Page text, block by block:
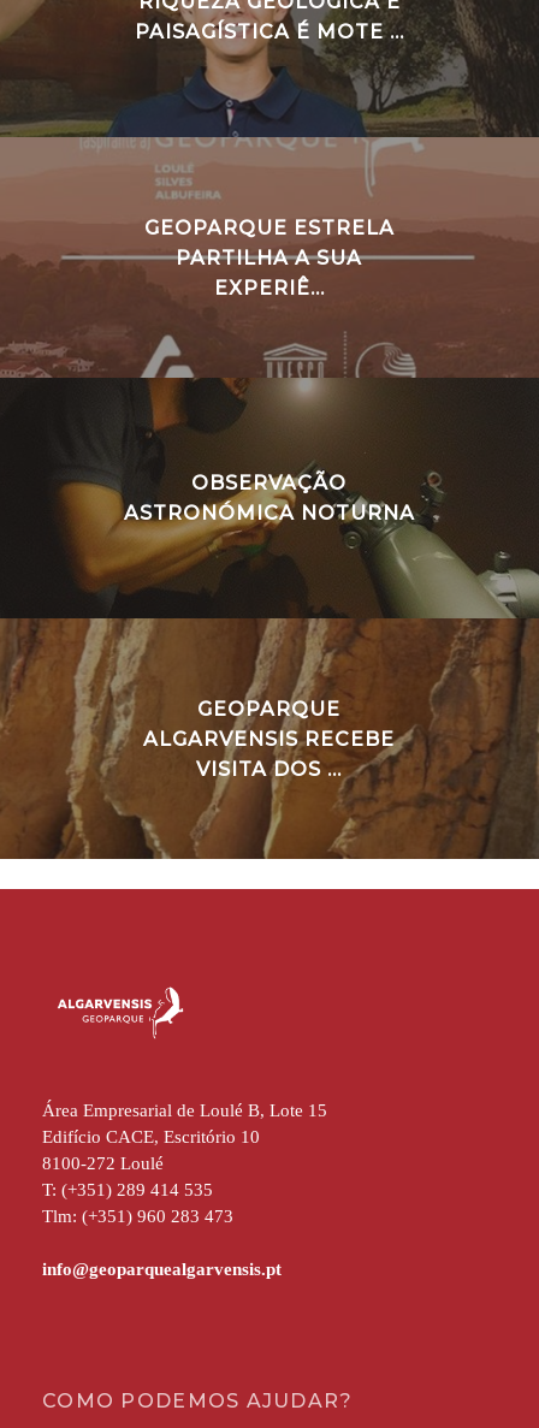
PAISAGÍSTICA É MOTE ...
GEOPARQUE ESTRELA
PARTILHA A SUA
EXPERIÊ...
OBSERVAÇÃO
ASTRONÓMICA NOTURNA
GEOPARQUE
ALGARVENSIS RECEBE
VISITA DOS ...
Área Empresarial de Loulé B, Lote 15
Edifício CACE, Escritório 10
8100-272 Loulé
T: (+351) 289 414 535
Tlm: (+351) 960 283 473
COMO PODEMOS AJUDAR?